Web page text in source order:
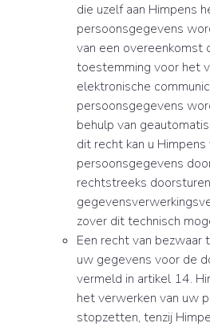
die uzelf aan Himpens
persoonsgegevens
van een overeenkomst
toestemming voor het
elektronische
persoonsgegevens
behulp van
dit recht kan u
persoonsgegevens
rechtstreeks
zover dit technisch
Een recht van bezwaar
uw gegevens voor de
vermeld in artikel 14.
het verwerken van uw
stopzetten, tenzij